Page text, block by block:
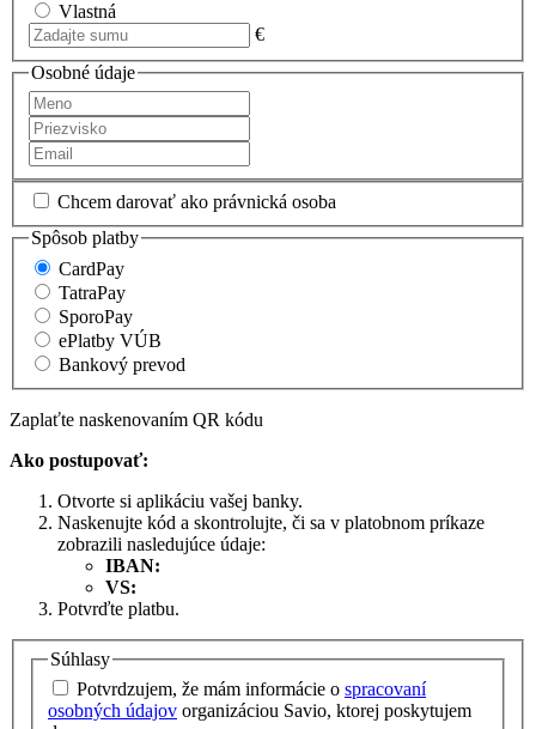
Vlastná
€
Osobné údaje
Chcem darovať ako právnická osoba
Spôsob platby
CardPay
TatraPay
SporoPay
ePlatby VÚB
Bankový prevod
Zaplaťte naskenovaním QR kódu
Ako postupovať:
Otvorte si aplikáciu vašej banky.
Naskenujte kód a skontrolujte, či sa v platobnom príkaze
zobrazili nasledujúce údaje:
IBAN:
VS:
Potvrďte platbu.
Súhlasy
Potvrdzujem, že mám informácie o spracovaní
osobných údajov organizáciou Savio, ktorej poskytujem